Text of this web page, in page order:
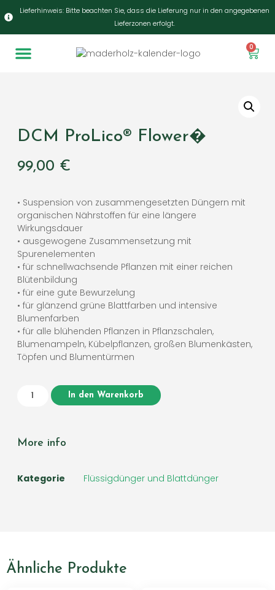
Lieferhinweis: Bitte beachten Sie, dass die Lieferung nur in den angegebenen
Lieferzonen erfolgt.
0
DCM ProLico® Flower�
99,00 €
• Suspension von zusammengesetzten Düngern mit
organischen Nährstoffen für eine längere
Wirkungsdauer
• ausgewogene Zusammensetzung mit
Spurenelementen
• für schnellwachsende Pflanzen mit einer reichen
Blütenbildung
• für eine gute Bewurzelung
• für glänzend grüne Blattfarben und intensive
Blumenfarben
• für alle blühenden Pflanzen in Pflanzschalen,
Blumenampeln, Kübelpflanzen, großen Blumenkästen,
Töpfen und Blumentürmen
In den Warenkorb
More info
Kategorie Flüssigdünger und Blattdünger
Ähnliche Produkte